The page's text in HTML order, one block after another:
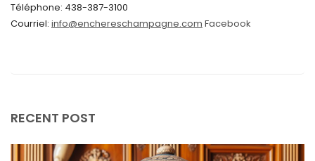
avril 2024
Téléphone: 438-387-3100
Courriel: info@enchereschampagne.com Facebook
RECENT POST